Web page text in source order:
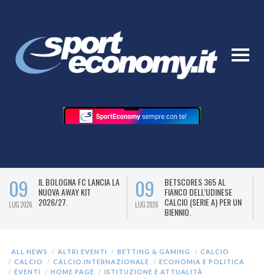
09
LUG 2026
IL BOLOGNA FC LANCIA LA
NUOVA AWAY KIT
2026/27.
09
LUG 2026
BETSCORES 365 AL
FIANCO DELL’UDINESE
CALCIO (SERIE A) PER UN
BIENNIO.
ALL NEWS ALTRI EVENTI BETTING & GAMING
CALCIO
CALCIO
CALCIO.INTERNAZIONALE
ECONOMIA E POLITICA
EVENTI
HOME PAGE
ISTITUZIONE E ATTUALITÀ